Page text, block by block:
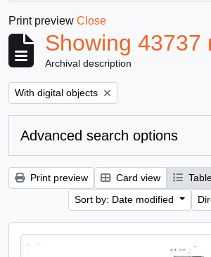
Print preview Close
Showing 43737
Archival description
Remove filter:
With digital objects
Advanced search options
Print preview Card view
Sort by: Date modified